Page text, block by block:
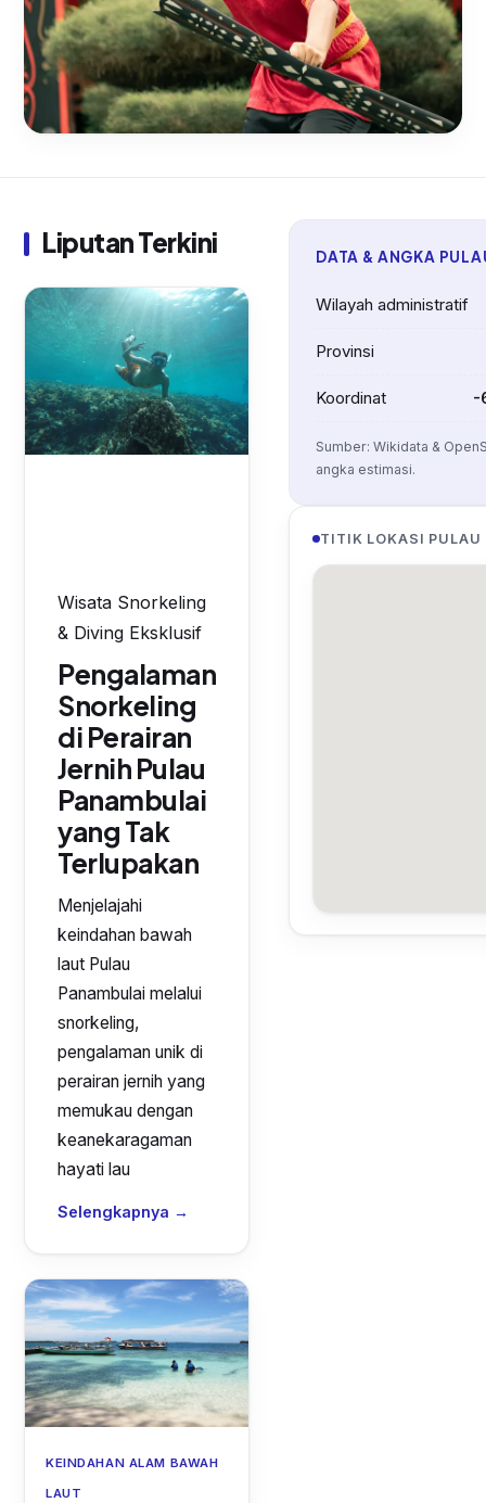
yang Tak Terlupakan
Liputan Terkini
Wisata Snorkeling
& Diving Eksklusif
Pengalaman
Snorkeling
di Perairan
Jernih Pulau
Panambulai
yang Tak
Terlupakan
Menjelajahi
keindahan bawah
laut Pulau
Panambulai melalui
snorkeling,
pengalaman unik di
perairan jernih yang
memukau dengan
keanekaragaman
hayati lau
Selengkapnya →
KEINDAHAN ALAM BAWAH
LAUT
DATA & ANGKA
Wilayah administratif
Provinsi
Koordinat -
Sumber: Wikidata &
angka estimasi.
TITIK LOKASI PULAU